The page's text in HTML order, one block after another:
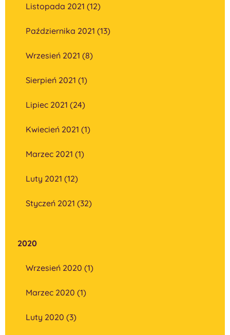
Listopada 2021 (12)
Października 2021 (13)
Wrzesień 2021 (8)
Sierpień 2021 (1)
Lipiec 2021 (24)
Kwiecień 2021 (1)
Marzec 2021 (1)
Luty 2021 (12)
Styczeń 2021 (32)
2020
Wrzesień 2020 (1)
Marzec 2020 (1)
Luty 2020 (3)